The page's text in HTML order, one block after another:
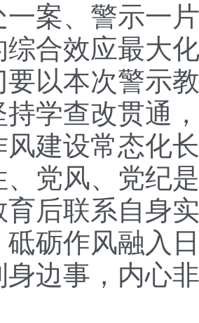
、警示一片
综合效应最大
要以本次警示
持学查改贯通
风建设常态化
风、党纪是
育后联系自身
砥砺作风融入
身边事，内心